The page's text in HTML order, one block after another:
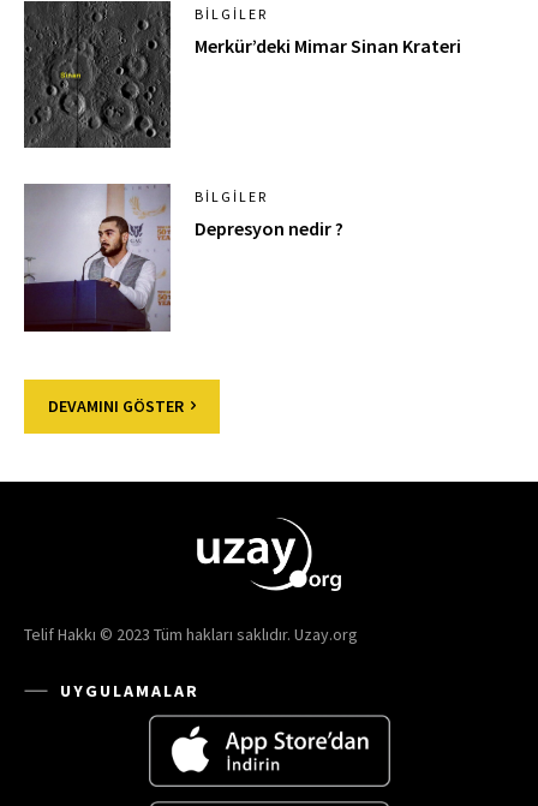
BILGILER
Merkür’deki Mimar Sinan Krateri
BILGILER
Depresyon nedir ?
DEVAMINI GÖSTER
Telif Hakkı © 2023 Tüm hakları saklıdır. Uzay.org
UYGULAMALAR